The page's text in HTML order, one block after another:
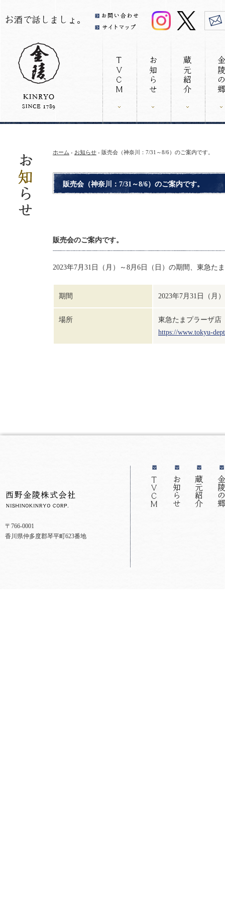
ホーム › お知らせ › 販売会（神奈川：7/31～8/6）のご案内です。
販売会（神奈川：7/31～8/6）のご案内です。
販売会のご案内です。
2023年7月31日（月）～8月6日（日）の期間、東急た
期間 2023年7月31日（月
場所
東急たまプラーザ店
https://www.tokyu-
〒766-0001
香川県仲多度郡琴平町623番地